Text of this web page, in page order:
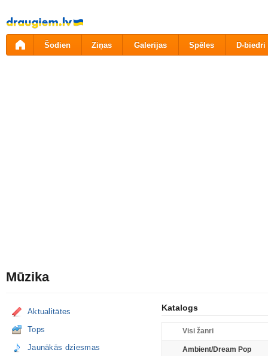
Pāriet
uz
saturu
Šodien Ziņas Galerijas Spēles D-biedri
Mūzika
Aktualitātes
Tops
Jaunākās dziesmas
Katalogs
Visi žanri
Ambient/Dream Pop